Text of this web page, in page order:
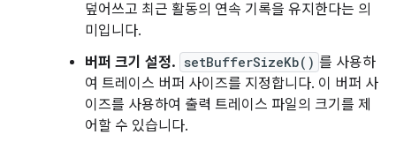
덮어쓰고 최근 활동의 연속 기록을 유지한다는 의
미입니다.
버퍼 크기 설정. setBufferSizeKb() 를 사용하
여 트레이스 버퍼 사이즈를 지정합니다. 이 버퍼 사
이즈를 사용하여 출력 트레이스 파일의 크기를 제
어할 수 있습니다.